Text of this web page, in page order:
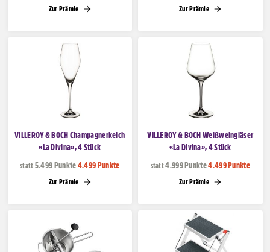
Zur Prämie Zur Prämie
VILLEROY & BOCH Champagnerkelch
«La Divina», 4 Stück
statt 5.499 Punkte4.499 Punkte
Zur Prämie
VILLEROY & BOCH Weißweingläser
«La Divina», 4 Stück
statt4.999 Punkte4.499 Punkte
Zur Prämie